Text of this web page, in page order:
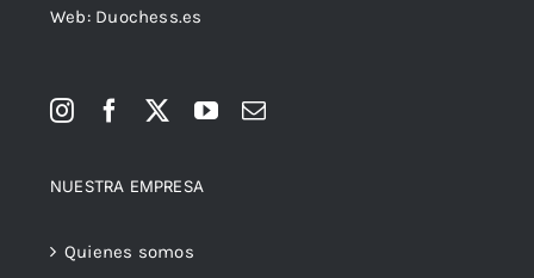
Web: Duochess.es
NUESTRA EMPRESA
Quienes somos